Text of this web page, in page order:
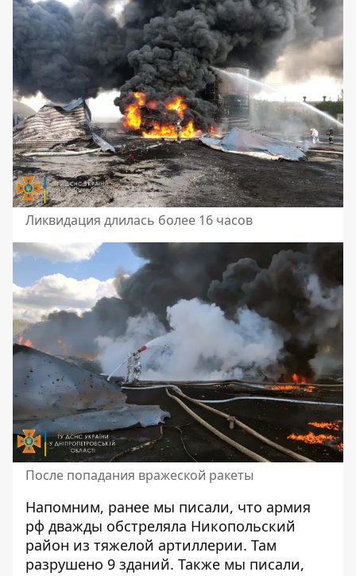
Ликвидация длилась более 16 часов
После попадания вражеской ракеты
Напомним, ранее мы писали, что армия
рф дважды обстреляла Никопольский
район из тяжелой артиллерии. Там
разрушено 9 зданий. Также мы писали,